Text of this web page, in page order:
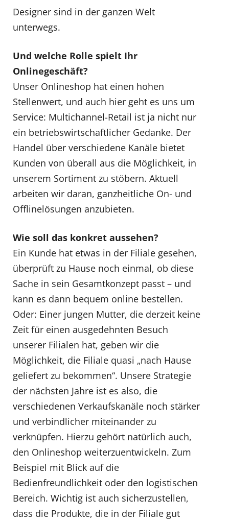
Designer sind in der ganzen Welt
unterwegs.
Und welche Rolle spielt Ihr
Onlinegeschäft?
Unser Onlineshop hat einen hohen
Stellenwert, und auch hier geht es uns um
Service: Multichannel-Retail ist ja nicht nur
ein betriebswirtschaftlicher Gedanke. Der
Handel über verschiedene Kanäle bietet
Kunden von überall aus die Möglichkeit, in
unserem Sortiment zu stöbern. Aktuell
arbeiten wir daran, ganzheitliche On- und
Offlinelösungen anzubieten.
Wie soll das konkret aussehen?
Ein Kunde hat etwas in der Filiale gesehen,
überprüft zu Hause noch einmal, ob diese
Sache in sein Gesamtkonzept passt – und
kann es dann bequem online bestellen.
Oder: Einer jungen Mutter, die derzeit keine
Zeit für einen ausgedehnten Besuch
unserer Filialen hat, geben wir die
Möglichkeit, die Filiale quasi „nach Hause
geliefert zu bekommen“. Unsere Strategie
der nächsten Jahre ist es also, die
verschiedenen Verkaufskanäle noch stärker
und verbindlicher miteinander zu
verknüpfen. Hierzu gehört natürlich auch,
den Onlineshop weiterzuentwickeln. Zum
Beispiel mit Blick auf die
Bedienfreundlichkeit oder den logistischen
Bereich. Wichtig ist auch sicherzustellen,
dass die Produkte, die in der Filiale gut